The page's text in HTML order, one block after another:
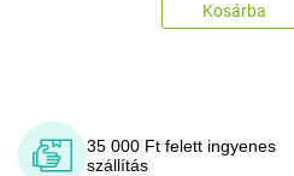
Kosárba
35 000 Ft felett ingyenes
szállítás